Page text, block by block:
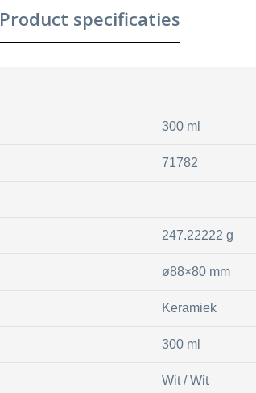
Product specificaties
300 ml
71782
247.22222 g
ø88×80 mm
Keramiek
300 ml
Wit / Wit